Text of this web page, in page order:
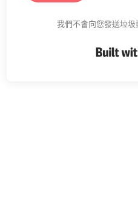
我們不會向您發送垃圾